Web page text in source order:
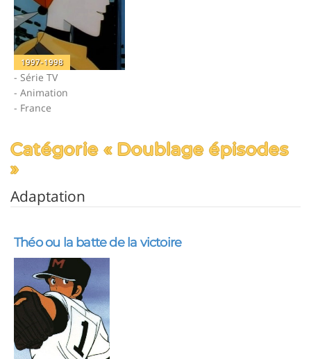
1997-1998
- Série TV
- Animation
- France
Catégorie « Doublage épisodes
»
Adaptation
Théo ou la batte de la victoire